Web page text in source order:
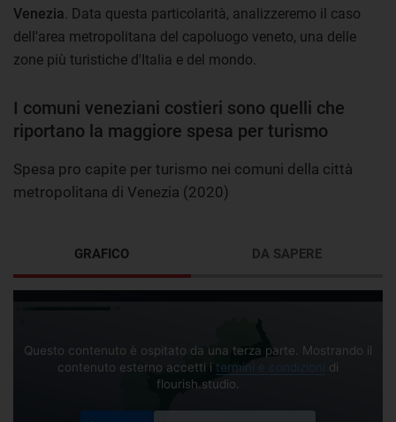
Venezia . Data questa particolarità, analizzeremo il caso
dell'area metropolitana del capoluogo veneto, una delle
zone più turistiche d'Italia e del mondo.
I comuni veneziani costieri sono quelli che
riportano la maggiore spesa per turismo
Spesa pro capite per turismo nei comuni della città
metropolitana di Venezia (2020)
GRAFICO
Questo contenuto è ospitato da una terza parte. Mostrando il
contenuto esterno accetti i termini e condizioni di
flourish.studio.
DA SAPERE